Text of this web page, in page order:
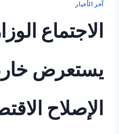
آخر الأخبار
الاجتماع
يستعرض
الإصلاح